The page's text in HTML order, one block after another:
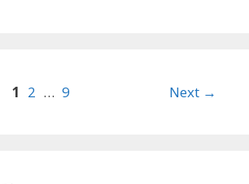
1 2 … 9 Next →